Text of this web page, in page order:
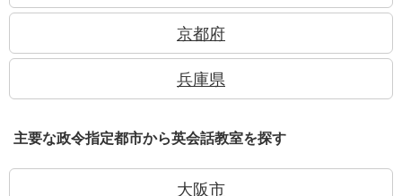
京都府
兵庫県
主要な政令指定都市から英会話教室を探す
大阪市